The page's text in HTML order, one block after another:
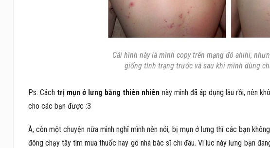
Cái hình này là mình copy trên mạng đó ahihi,
giống tình trạng trước và sau khi mình dùng
Ps: Cách trị mụn ở lưng bằng thiên nhiên này mình đã áp dụng lâu rồi, nên
cho các bạn được :3
À, còn một chuyện nữa mình nghĩ mình nên nói, bị mụn ở lưng thì các bạn
đông chạy tây tìm mua thuốc hay gõ nhà bác sĩ chi đâu. Vì lúc này lưng bạn